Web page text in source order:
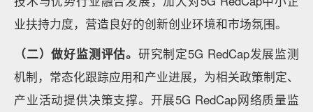
业扶持力度，营造良好的创新创业环境和市场氛围。
（二）做好监测评估。 研究制定5G RedCap发展监测
机制，常态化跟踪应用和产业进展，为相关政策制定、
产业活动提供决策支撑。开展5G RedCap网络质量监